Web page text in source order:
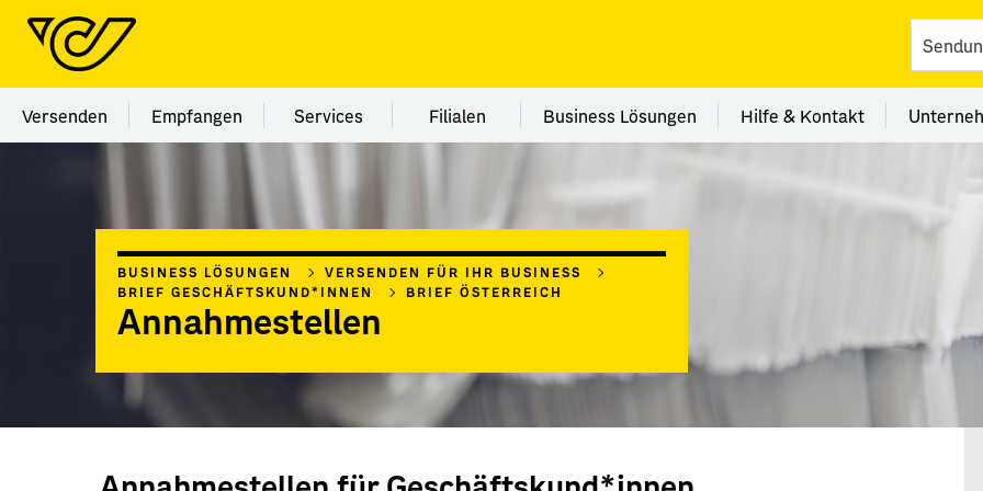
Menü Kategorie Versenden
Versenden Menü Kategorie Empfangen
Empfangen Menü Kategorie Services
Services Menü Kategorie Filialen
Filialen Menü Kategorie Business Lösungen
Business Lösungen Menü Kategorie Hilfe
Hilfe & Kontakt
BUSINESS LÖSUNGEN
VERSENDEN FÜR IHR BUSINESS
BRIEF GESCHÄFTSKUND*INNEN
BRIEF ÖSTERREICH
Annahmestellen